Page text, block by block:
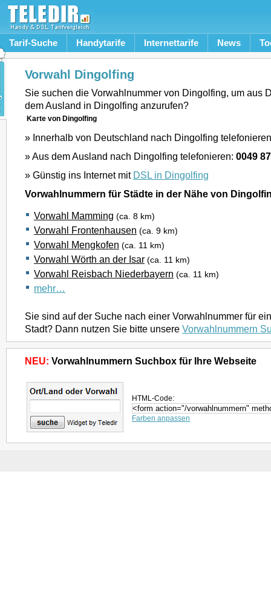
Tarif-Suche Handytarife Internettarife News
Vorwahl Dingolfing
Sie suchen die Vorwahlnummer von Dingolfing, um aus
dem Ausland in Dingolfing anzurufen?
Karte von Dingolfing
» Innerhalb von Deutschland nach Dingolfing
» Aus dem Ausland nach Dingolfing telefonieren: 0049
» Günstig ins Internet mit DSL in Dingolfing
Vorwahlnummern für Städte in der Nähe von
Vorwahl Mamming (ca. 8 km)
Vorwahl Frontenhausen (ca. 9 km)
Vorwahl Mengkofen (ca. 11 km)
Vorwahl Wörth an der Isar (ca. 11 km)
Vorwahl Reisbach Niederbayern (ca. 11 km)
mehr…
Sie sind auf der Suche nach einer Vorwahlnummer für
Stadt? Dann nutzen Sie bitte unsere Vorwahlnummern
NEU: Vorwahlnummern Suchbox für Ihre Webseite
HTML-Code:
Farben anpassen